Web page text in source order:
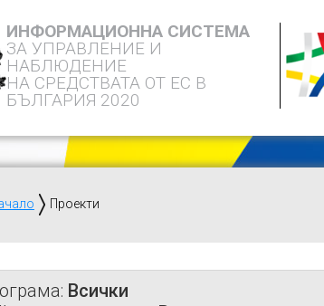
ИНФОРМАЦИОННА СИСТЕМА
ЗА УПРАВЛЕНИЕ И
НАБЛЮДЕНИЕ
НА СРЕДСТВАТА ОТ ЕС В
БЪЛГАРИЯ 2020
Проекти
Всички